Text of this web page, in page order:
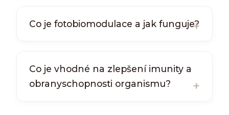
Co je fotobiomodulace a jak funguje?
Co je vhodné na zlepšení imunity a
obranyschopnosti organismu?